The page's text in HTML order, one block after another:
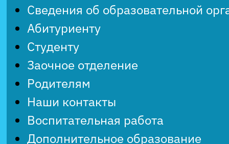
Сведения об образовательной
Абитуриенту
Студенту
Заочное отделение
Родителям
Наши контакты
Воспитательная работа
Дополнительное образование